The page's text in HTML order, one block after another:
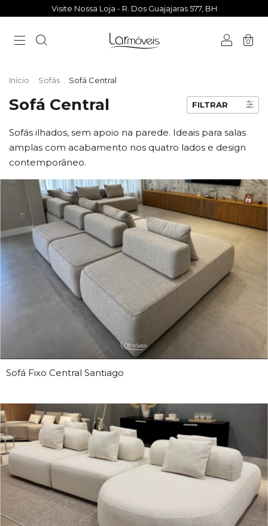
Visite Nossa Loja - R. Dos Guajajaras 577, BH
0
Início Sofás Sofá Central
Sofá Central FILTRAR
Sofás ilhados, sem apoio na parede. Ideais para salas
amplas com acabamento nos quatro lados e design
contemporâneo.
Sofá Fixo Central Santiago